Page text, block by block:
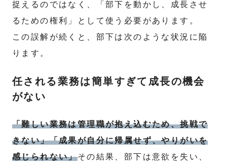
捉えるのではなく、「部下を動かし、成長させ
るための権利」として使う必要があります。
この誤解が続くと、部下は次のような状況に陥
ります。
任される業務は簡単すぎて成長の機会
がない
「難しい業務は管理職が抱え込むため、挑戦で
きない」「成果が自分に帰属せず、やりがいを
感じられない」その結果、部下は意欲を失い、